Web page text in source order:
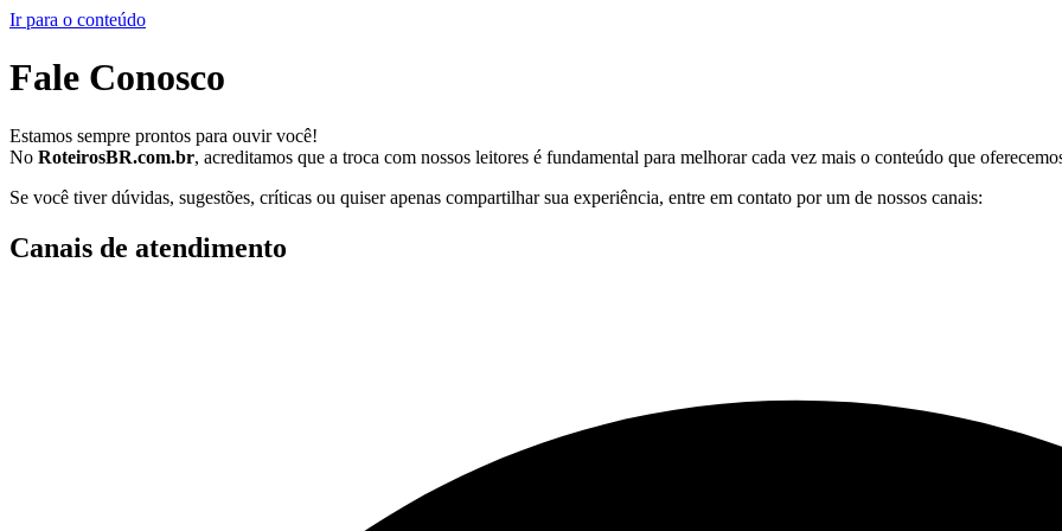
Ir para o conteúdo
Fale Conosco
Estamos sempre prontos para ouvir você!
No RoteirosBR.com.br, acreditamos que a troca com nossos leitores é fundamental para melhorar cada vez mais o conteúdo que
Se você tiver dúvidas, sugestões, críticas ou quiser apenas compartilhar sua experiência, entre em contato por um de nossos canais:
Canais de atendimento